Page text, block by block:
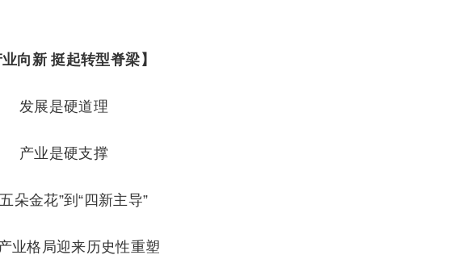
向新 挺起转型脊梁】
发展是硬道理
产业是硬支撑
朵金花”到“四新主导”
业格局迎来历史性重塑